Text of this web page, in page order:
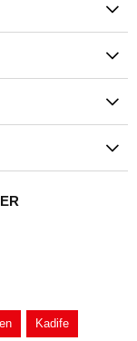
Kadife